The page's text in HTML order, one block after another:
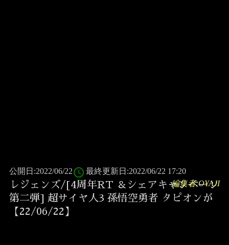
公開日:2022/06/22access_time 最終更新日:2022/06/22 17:20
レジェンズ/[4周年RT ＆シェアキャンペーン
第二弾] 超サイヤ人3 孫悟空勇者 タピオンが
【22/06/22】
編集者:OYAJI